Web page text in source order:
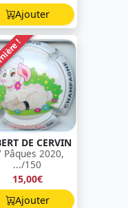
Ajouter
!
DE CERVIN
Pâques 2020,
.../150
15,00€
Ajouter